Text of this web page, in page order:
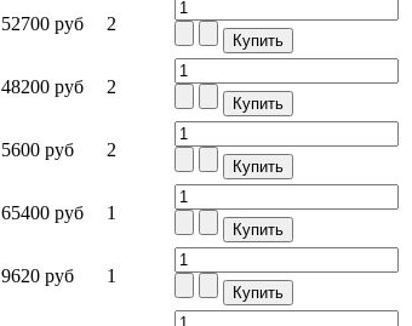
52700 руб 2
48200 руб 2
5600 руб 2
65400 руб 1
9620 руб 1